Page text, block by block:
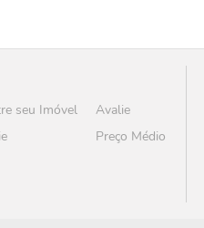
seu Imóvel
Avalie
Preço Médio